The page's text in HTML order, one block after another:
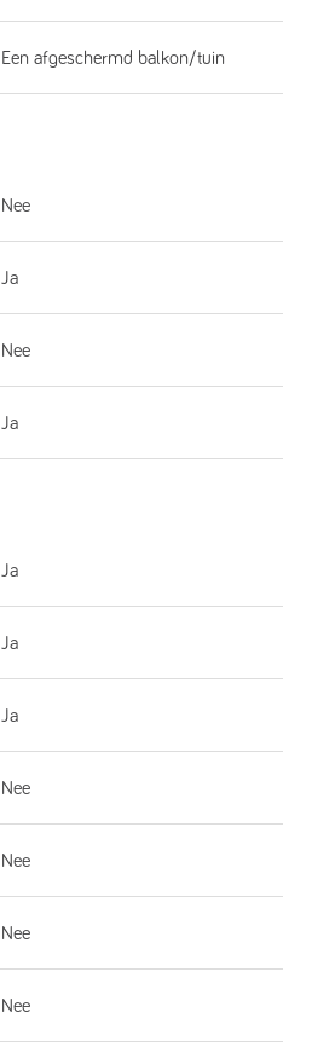
Een afgeschermd balkon/tuin
Nee
Ja
Nee
Ja
Ja
Ja
Ja
Nee
Nee
Nee
Nee